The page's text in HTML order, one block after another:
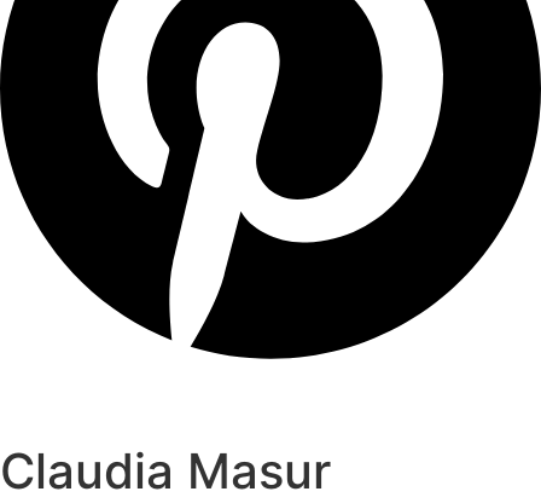
Claudia Masur